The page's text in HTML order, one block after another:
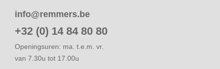
info@remmers.be
+32 (0) 14 84 80 80
Openingsuren: ma. t.e.m. vr.
van 7.30u tot 17.00u